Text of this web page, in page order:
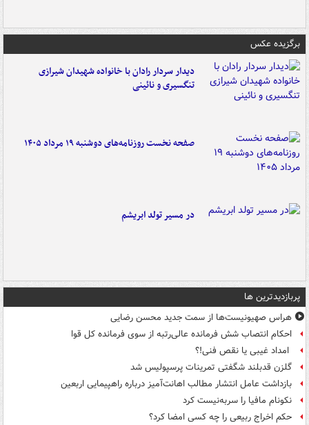
برگزیده عکس
دیدار سردار رادان با خانواده‌ شهیدان شیرازی
تنگسیری و نائینی
صفحه نخست روزنامه‌های دوشنبه ۱۹ مرداد ۱۴۰۵
در مسیر تولد ابریشم
پربازدیدترین ها
هراس صهیونیست‌ها از سمت جدید محسن رضایی
احکام انتصاب شش فرمانده عالی‌رتبه از سوی فرمانده کل قوا
امداد غیبی یا نقص فنی!؟
گلزن قدبلند شگفتی تمرینات پرسپولیس شد
بازداشت عامل انتشار مطالب اهانت‌آمیز درباره راهپیمایی اربعین
نکونام مافیا را سربه‌نیست کرد
حکم اخراج ربیعی را چه کسی امضا کرد؟